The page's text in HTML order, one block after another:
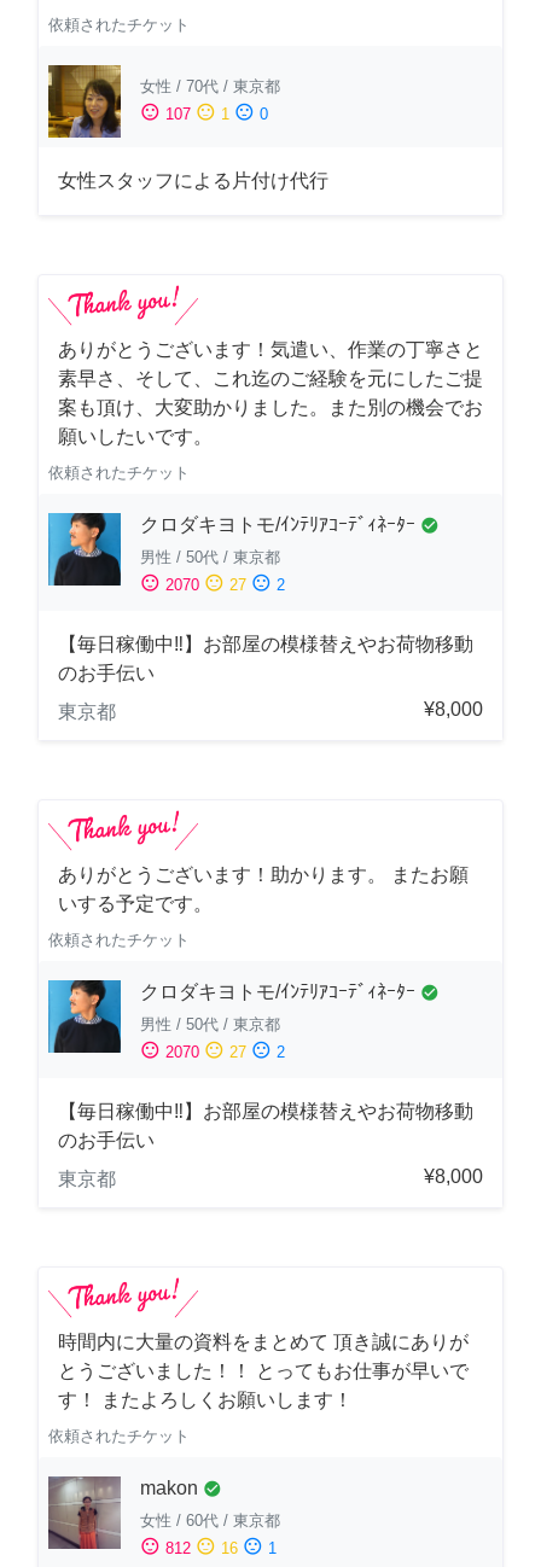
依頼されたチケット
女性 / 70代 / 東京都
sentiment_satisfied 107 sentiment_neutral 1 sentiment_dissatisfied 0
女性スタッフによる片付け代行
ありがとうございます！気遣い、作業の丁寧さと
素早さ、そして、これ迄のご経験を元にしたご提
案も頂け、大変助かりました。また別の機会でお
願いしたいです。
依頼されたチケット
クロダキヨトモ/ｲﾝﾃﾘｱｺｰﾃﾞｨﾈｰﾀｰ check_circle
男性 / 50代 / 東京都
sentiment_satisfied 2070 sentiment_neutral 27 sentiment_dissatisfied 2
【毎日稼働中‼︎】お部屋の模様替えやお荷物移動
のお手伝い
東京都
¥8,000
ありがとうございます！助かります。 またお願
いする予定です。
依頼されたチケット
クロダキヨトモ/ｲﾝﾃﾘｱｺｰﾃﾞｨﾈｰﾀｰ check_circle
男性 / 50代 / 東京都
sentiment_satisfied 2070 sentiment_neutral 27 sentiment_dissatisfied 2
【毎日稼働中‼︎】お部屋の模様替えやお荷物移動
のお手伝い
東京都
¥8,000
時間内に大量の資料をまとめて 頂き誠にありが
とうございました！！ とってもお仕事が早いで
す！ またよろしくお願いします！
依頼されたチケット
makon check_circle
女性 / 60代 / 東京都
sentiment_satisfied 812 sentiment_neutral 16 sentiment_dissatisfied 1